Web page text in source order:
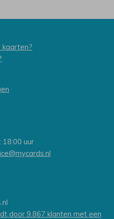
uur
door 9.867 klanten met een